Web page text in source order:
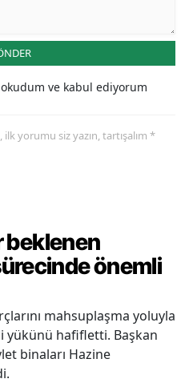
okudum ve kabul ediyorum
yorumu siz yazın, tartışalım *
beklenen
önemli
mahsuplaşma yoluyla
yükünü hafifletti. Başkan
binaları Hazine